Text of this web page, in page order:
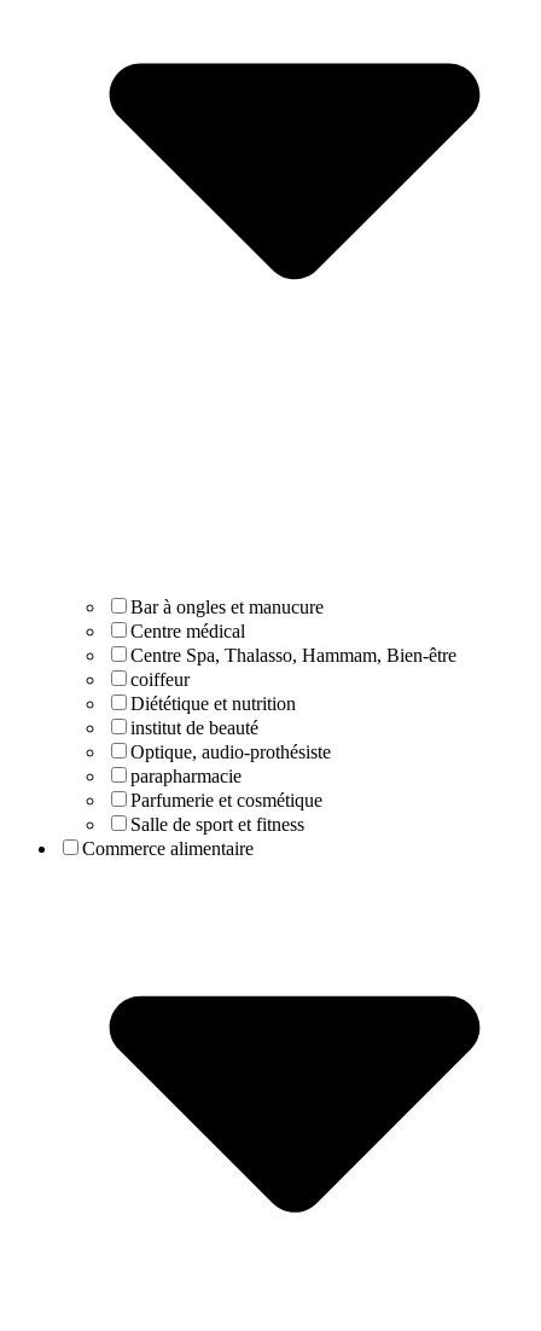
Bar à ongles et manucure
Centre médical
Centre Spa, Thalasso, Hammam, Bien-être
coiffeur
Diététique et nutrition
institut de beauté
Optique, audio-prothésiste
parapharmacie
Parfumerie et cosmétique
Salle de sport et fitness
Commerce alimentaire